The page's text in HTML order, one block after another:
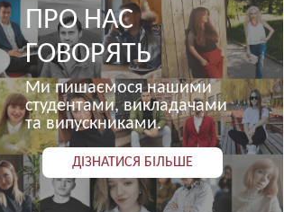
ПРО НАС
ГОВОРЯТЬ
Ми пишаємося нашими
студентами, викладачами
та випускниками.